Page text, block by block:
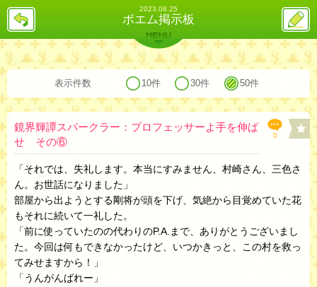
2023.08.25
ポエム掲示板
戻
ス
投
稿
バックナンバー 詳細検索 ランキング まとめ
MENU
表示件数 10件 30件 50件
0
鏡界輝譚スパークラー：プロフェッサーよ手を伸ば
せ その⑥
「それでは、失礼します。本当にすみません、村崎さん、三色さ
ん。お世話になりました」
部屋から出ようとする剛将が頭を下げ、気絶から目覚めていた花
もそれに続いて一礼した。
「前に使っていたのの代わりのP.A.まで、ありがとうございまし
た。今回は何もできなかったけど、いつかきっと、この村を救っ
てみせますから！」
「うんがんばれー」